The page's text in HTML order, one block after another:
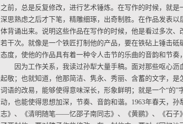
之前，总是反复修改，进行艺术锤炼。在写作的时候，就
深思熟虑之后才下笔，精雕细琢，出奇制胜。在作品发表
体背诵出来。说明这些作品在写作的时候，他是看过多次
若干次。就像是一个铁匠打制他的产品，要在铁砧上锤击
态度，使他的作品具有着一种令人击节的乐曲的音韵和节奏
因为工作关系，我读过孙犁大量手稿。面对那些呕心
起敬；也就知道，他那简洁、隽永、秀丽、含蓄的文字，
词语的改易，能够使得意味深长，形象鲜明；就是一个“的”
动，也能使得思想加深，节奏、音韵和谐。1963年春天，
志》、《清明随笔——忆邵子南同志》、《黄鹂》、《石子